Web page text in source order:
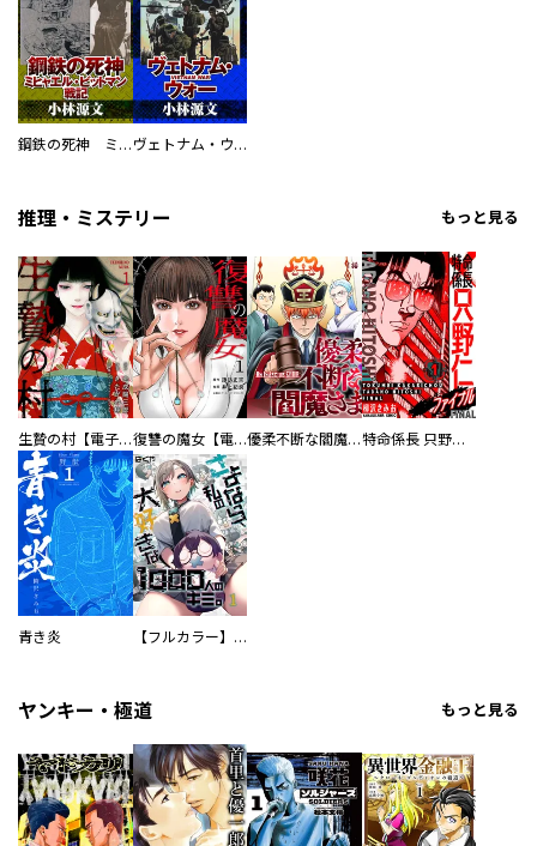
鋼鉄の死神 ミヒャエル・ビットマン戦記 ヴェトナム・ウォー VIETNAM WAR
推理・ミステリー もっと見る
生贄の村【電子単行本版】 復讐の魔女【電子単行本版】 優柔不断な閻魔さま 特命係長 只野仁ファイナル 愛蔵版
青き炎 【フルカラー】さよなら、私の大好きな１０００人のキミ。
ヤンキー・極道 もっと見る